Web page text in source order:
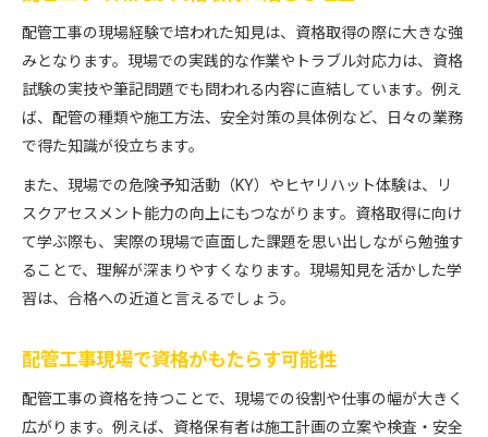
配管工事の現場経験で培われた知見は、資格取得の際に大きな強
みとなります。現場での実践的な作業やトラブル対応力は、資格
試験の実技や筆記問題でも問われる内容に直結しています。例え
ば、配管の種類や施工方法、安全対策の具体例など、日々の業務
で得た知識が役立ちます。
また、現場での危険予知活動（KY）やヒヤリハット体験は、リ
スクアセスメント能力の向上にもつながります。資格取得に向け
て学ぶ際も、実際の現場で直面した課題を思い出しながら勉強す
ることで、理解が深まりやすくなります。現場知見を活かした学
習は、合格への近道と言えるでしょう。
配管工事現場で資格がもたらす可能性
配管工事の資格を持つことで、現場での役割や仕事の幅が大きく
広がります。例えば、資格保有者は施工計画の立案や検査・安全